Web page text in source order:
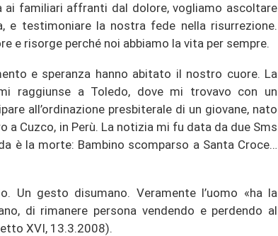
familiari affranti dal dolore, vogliamo ascoltare
e testimoniare la nostra fede nella risurrezione.
e risorge perché noi abbiamo la vita per sempre.
e speranza hanno abitato il nostro cuore. La
raggiunse a Toledo, dove mi trovavo con un
all’ordinazione presbiterale di un giovane, nato
a Cuzco, in Perù. La notizia mi fu data da due Sms
è la morte: Bambino scomparso a Santa Croce…
Un gesto disumano. Veramente l’uomo «ha la
di rimanere persona vendendo e perdendo al
XVI, 13.3.2008).